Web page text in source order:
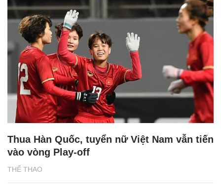
THỂ THAO
Thua Hàn Quốc, tuyển nữ Việt Nam vẫn tiến
vào vòng Play-off